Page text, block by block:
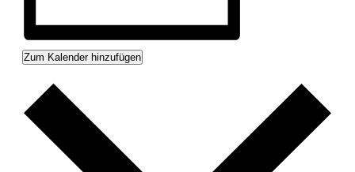
Zum Kalender hinzufügen